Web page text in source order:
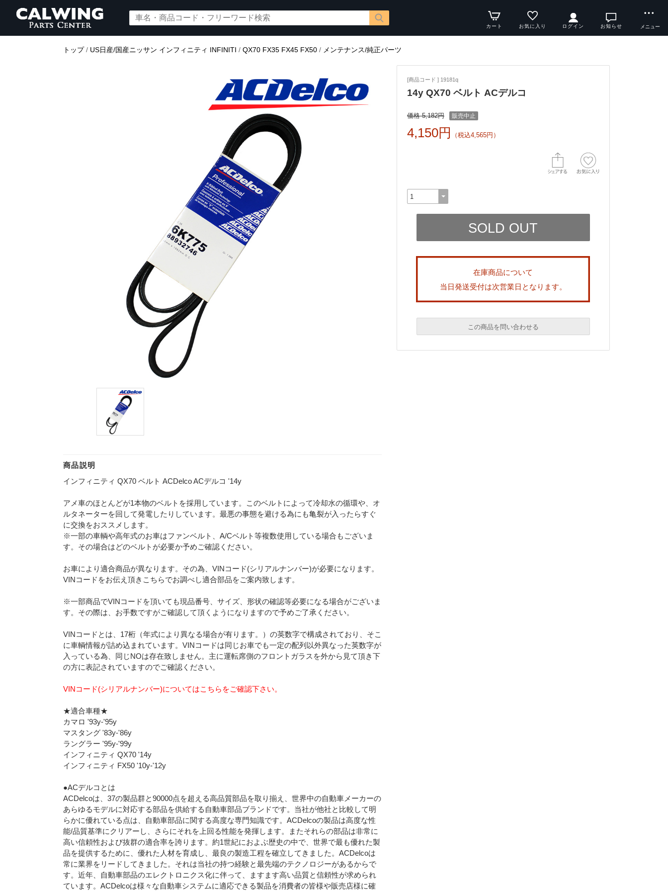
カート お気に入り ログイン お知らせ メニュー
トップ/ US日産/国産ニッサン インフィニティ INFINITI / QX70 FX35 FX45 FX50 / メンテナンス/純正パーツ
商品説明
インフィニティ QX70 ベルト ACDelco ACデルコ '14y
アメ車のほとんどが1本物のベルトを採用しています。このベルトによって冷却水の循環や、オ
ルタネーターを回して発電したりしています。最悪の事態を避ける為にも亀裂が入ったらすぐ
に交換をおススメします。
※一部の車輌や高年式のお車はファンベルト、A/Cベルト等複数使用している場合もございま
す。その場合はどのベルトが必要か予めご確認ください。
お車により適合商品が異なります。その為、VINコード(シリアルナンバー)が必要になります。
VINコードをお伝え頂きこちらでお調べし適合部品をご案内致します。
※一部商品でVINコードを頂いても現品番号、サイズ、形状の確認等必要になる場合がございま
す。その際は、お手数ですがご確認して頂くようになりますので予めご了承ください。
VINコードとは、17桁（年式により異なる場合が有ります。）の英数字で構成されており、そこ
に車輌情報が詰め込まれています。VINコードは同じお車でも一定の配列以外異なった英数字が
入っている為、同じNOは存在致しません。主に運転席側のフロントガラスを外から見て頂き下
の方に表記されていますのでご確認ください。
VINコード(シリアルナンバー)についてはこちらをご確認下さい。
★適合車種★
カマロ '93y-'95y
マスタング '83y-'86y
ラングラー '95y-'99y
インフィニティ QX70 '14y
インフィニティ FX50 '10y-'12y
●ACデルコとは
ACDelcoは、37の製品群と90000点を超える高品質部品を取り揃え、世界中の自動車メーカーの
あらゆるモデルに対応する部品を供給する自動車部品ブランドです。当社が他社と比較して明
らかに優れている点は、自動車部品に関する高度な専門知識です。ACDelcoの製品は高度な性
能/品質基準にクリアーし、さらにそれを上回る性能を発揮します。またそれらの部品は非常に
高い信頼性および抜群の適合率を誇ります。約1世紀におよぶ歴史の中で、世界で最も優れた製
品を提供するために、優れた人材を育成し、最良の製造工程を確立してきました。ACDelcoは
常に業界をリードしてきました。それは当社の持つ経験と最先端のテクノロジーがあるからで
す。近年、自動車部品のエレクトロニクス化に伴って、ますます高い品質と信頼性が求められ
ています。ACDelcoは様々な自動車システムに適応できる製品を消費者の皆様や販売店様に確
[商品コード ] 19181q
14y QX70 ベルト ACデルコ
価格 5,182円 販売中止
4,150円 （税込4,565円）
在庫商品について
当日発送受付は次営業日となります。
この商品を問い合わせる